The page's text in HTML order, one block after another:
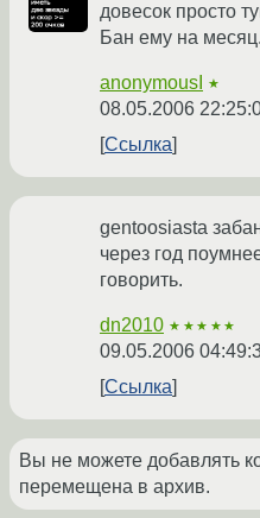
довесок просто
Бан ему на месяц.
anonymousI ★
08.05.2006
Ссылка
gentoosiastа
через год
говорить.
dn2010 ★★★★★
09.05.2006
Ссылка
Вы не можете добавлять
перемещена в архив.